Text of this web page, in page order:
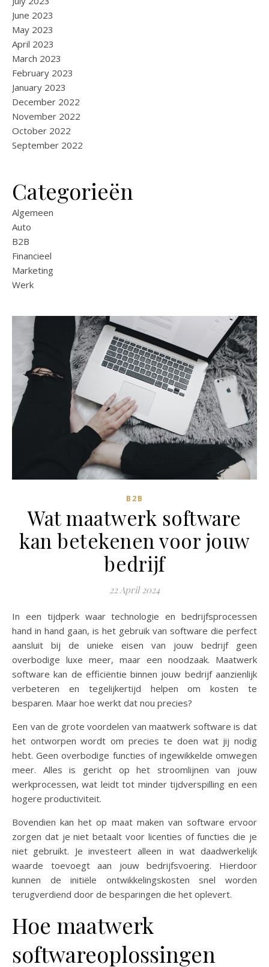
June 2023
May 2023
April 2023
March 2023
February 2023
January 2023
December 2022
November 2022
October 2022
September 2022
Categorieën
Algemeen
Auto
B2B
Financieel
Marketing
Werk
B2B
Wat maatwerk software
kan betekenen voor jouw
bedrijf
22 April 2024
In een tijdperk waar technologie en bedrijfsprocessen
hand in hand gaan, is het gebruik van software die perfect
aansluit bij de unieke eisen van jouw bedrijf geen
overbodige luxe meer, maar een noodzaak. Maatwerk
software kan de efficiëntie binnen jouw bedrijf aanzienlijk
verbeteren en tegelijkertijd helpen om kosten te
besparen. Maar hoe werkt dat nou precies?
Een van de grote voordelen van maatwerk software is dat
het ontworpen wordt om precies te doen wat jij nodig
hebt. Geen overbodige functies of ingewikkelde omwegen
meer. Alles is gericht op het stroomlijnen van jouw
werkprocessen, wat leidt tot minder tijdverspilling en een
hogere productiviteit.
Bovendien kan het op maat maken van software ervoor
zorgen dat je niet betaalt voor licenties of functies die je
niet gebruikt. Je investeert alleen in wat daadwerkelijk
waarde toevoegt aan jouw bedrijfsvoering. Hierdoor
kunnen de initiële ontwikkelingskosten snel worden
terugverdiend door de besparingen die het oplevert.
Hoe maatwerk
softwareoplossingen